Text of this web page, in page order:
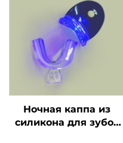
двухцветная ЭВА
капа для брекетов,
для ММА, бокса
Ночная каппа из
силикона для зубов